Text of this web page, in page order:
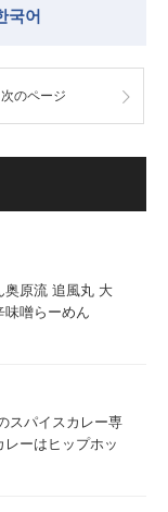
국어
次のページ
奥原流 追風丸 大
味噌らーめん
スパイスカレー専
レーはヒップホッ